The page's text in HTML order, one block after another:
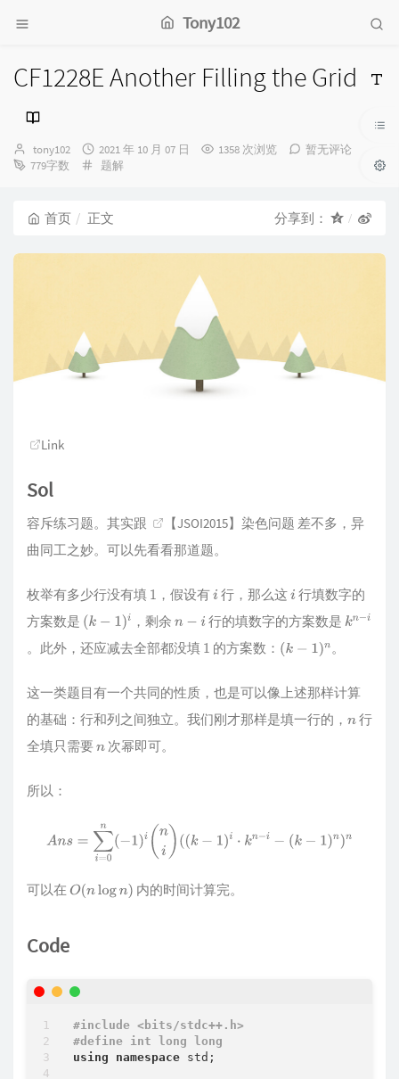
Tony102
CF1228E Another Filling the Grid
博
主：
tony102
发
布
2021 年 10 月 07 日 1358 次浏览
暂无评论
779字数
分
题解
首页 正文 分享到：
Link
Sol
容斥练习题。其实跟 【JSOI2015】染色问题 差不多，异
曲同工之妙。可以先看看那道题。
枚举有多少行没有填 1 ，假设有i行，那么这i行填数字的
方案数是 (k− 1) ，剩余 n−i 行的填数字的方案数是 k
。此外，还应减去全部都没填 1 的方案数： (k− 1) n 。
这一类题目有一个共同的性质，也是可以像上述那样计算
的基础：行和列之间独立。我们刚才那样是填一行的， n行
全填只需要n次幂即可。
所以：
Ans=∑ =0n( − 1) ( ni)(( 1) i⋅ k n−i−(k )n)
可以在 O(nlogn) 内的时间计算完。
Code
#include <bits/stdc++.h>
#define int long long
using
namespace std;